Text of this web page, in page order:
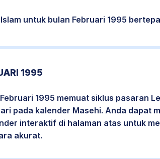
untuk bulan Februari 1995
1995
1995 memuat siklus pasaran
pada kalender Masehi. Anda dapat
interaktif di halaman atas untuk
akurat.